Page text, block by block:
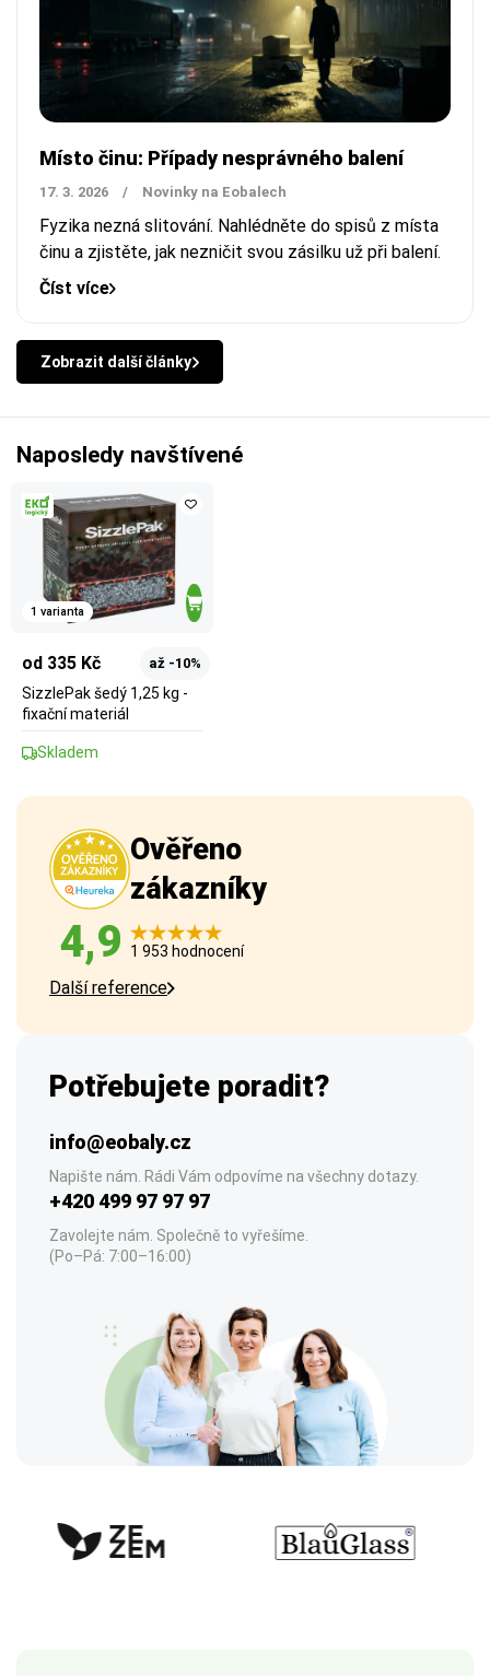
Místo činu: Případy nesprávného balení
17. 3. 2026 / Novinky na Eobalech
Fyzika nezná slitování. Nahlédněte do spisů z místa
činu a zjistěte, jak nezničit svou zásilku už při balení.
Číst více
Zobrazit další články
Naposledy navštívené
1 varianta
od 335 Kč až -10%
SizzlePak šedý 1,25 kg -
fixační materiál
Skladem
Ověřeno
zákazníky
4,9 1 953 hodnocení
Další reference
Potřebujete poradit?
info@eobaly.cz
Napište nám. Rádi Vám odpovíme na všechny dotazy.
+420 499 97 97 97
Zavolejte nám. Společně to vyřešíme.
(Po–Pá: 7:00–16:00)